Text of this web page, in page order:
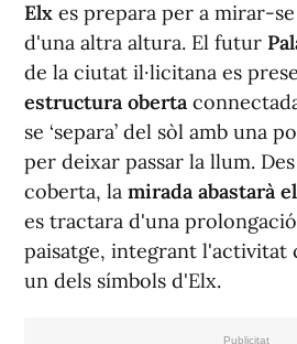
Elx es prepara per a mirar-
d'una altra altura. El futur
de la ciutat il·licitana es
estructura oberta
se ‘separa’ del sòl amb una
per deixar passar la llum.
coberta, la mirada abastarà
es tractara d'una
paisatge, integrant l'activitat
un dels símbols d'Elx.